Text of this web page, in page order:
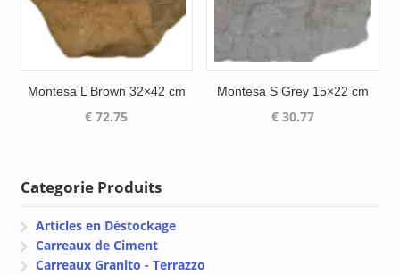
Montesa L Brown 32×42 cm
€ 72.75
Montesa S Grey 15×22 cm
€30.77
Categorie Produits
Articles en Déstockage
Carreaux de Ciment
Carreaux Granito - Terrazzo